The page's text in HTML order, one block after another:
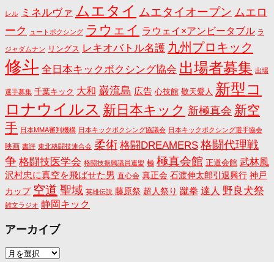
レル ミネルヴァ ムエタイ ムエタイオープン ムエロ
ーク
ュートボクシング ラウェイ ラウェイ×アンビータブル ラ
ジャダムナン リングス レキオバトル名護 九州プロキック
修斗 全日本キックボクシング協会 出場者募集 出場
選手募集 千葉キック 大和 巌流島 広告 心技館 敬天愛人 新型コ
ロナウイルス 新日本キック 新極真会 新空
手 日本MMA審判機構 日本キックボクシング協議会 日本キックボクシング選手協会
映画 書評 東北格闘技連合会 柔術 格闘DREAMERS 格闘代理戦
争 格闘技医学会 格闘技振興議員連盟 極 極真会館 正道会館 武林風
沢村忠に真空を飛ばせた男 直心会 真正会 石渡伸太郎引退興行 神戸
カップ 空道 聖域 英雄伝説 藤原祭 超人祭り 蹴拳 達人 野良犬祭
雑文ラジオ 静岡キック
アーカイブ
ア